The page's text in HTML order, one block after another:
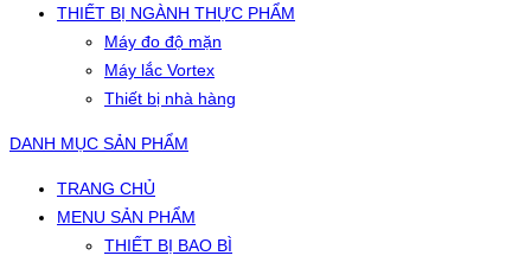
THIẾT BỊ NGÀNH THỰC PHẨM
Máy đo độ mặn
Máy lắc Vortex
Thiết bị nhà hàng
DANH MỤC SẢN PHẨM
TRANG CHỦ
MENU SẢN PHẨM
THIẾT BỊ BAO BÌ